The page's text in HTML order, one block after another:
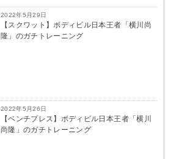
2022年5月29日
【スクワット】ボディビル日本王者「横川尚
隆」のガチトレーニング
2022年5月26日
【ベンチプレス】ボディビル日本王者「横川
尚隆」のガチトレーニング